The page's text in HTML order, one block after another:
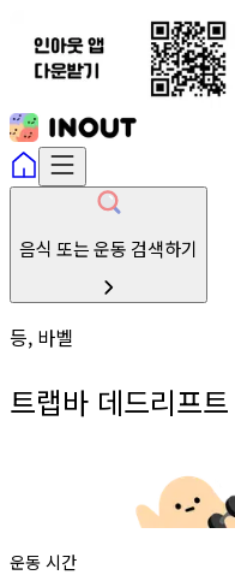
음식 또는 운동 검색하기
등, 바벨
트랩바 데드리프트
운동 시간